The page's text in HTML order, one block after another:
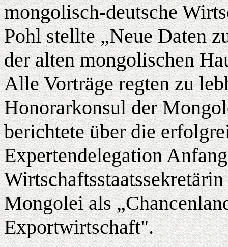
mongolisch-deutsche
Pohl stellte „Neue Daten
der alten mongolischen
Alle Vorträge regten zu
Honorarkonsul der
berichtete über die
Expertendelegation
Mongolei als
Exportwirtschaft".